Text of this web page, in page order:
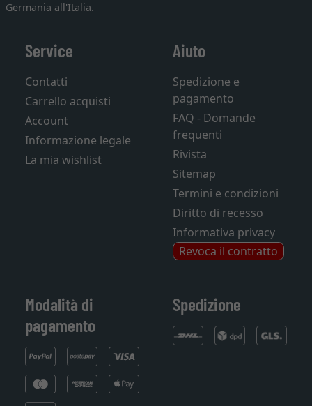
Germania all'Italia.
Service
Contatti
Carrello acquisti
Account
Informazione legale
La mia wishlist
Aiuto
Spedizione e
pagamento
FAQ - Domande
frequenti
Rivista
Sitemap
Termini e condizioni
Diritto di recesso
Informativa privacy
Revoca il contratto
Modalità di
pagamento
Spedizione